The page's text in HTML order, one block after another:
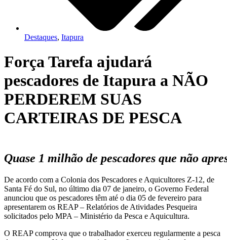
Destaques, Itapura
Força Tarefa ajudará
pescadores de Itapura a NÃO
PERDEREM SUAS
CARTEIRAS DE PESCA
Quase 1 milhão de pescadores que não
De acordo com a Colonia dos Pescadores e Aquicultores Z-12, de
Santa Fé do Sul, no último dia 07 de janeiro, o Governo Federal
anunciou que os pescadores têm até o dia 05 de fevereiro para
apresentarem os REAP – Relatórios de Atividades Pesqueira
solicitados pelo MPA – Ministério da Pesca e Aquicultura.
O REAP comprova que o trabalhador exerceu regularmente a pesca